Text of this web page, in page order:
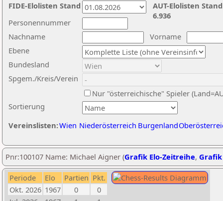
Nachname
Vorname
Ebene
Sortierung
Personennummer
Bundesland
Spgem./Kreis/Verein
Nur "österreichische" Spieler
Vereinslisten:Wien Niederösterreich Burgenland
AUT-Elolisten
6.936
FIDE-Elolisten Stand
Pnr:100107 Name: Michael Aigner (Grafik Elo-Zeitreihe,
Periode Elo Partien Pkt.
Okt. 2026 1967 0
0